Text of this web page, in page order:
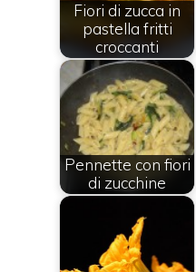
Fiori di zucca in
pastella fritti
croccanti
Pennette con fiori
di zucchine